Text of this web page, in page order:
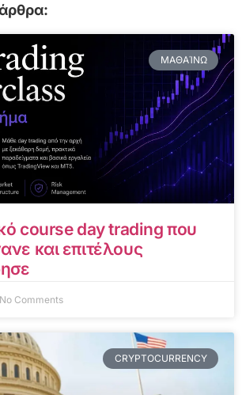
ΜΑΘΑΊΝΩ
course day trading που
και επιτέλους
No Comments
CRYPTOCURRENCY